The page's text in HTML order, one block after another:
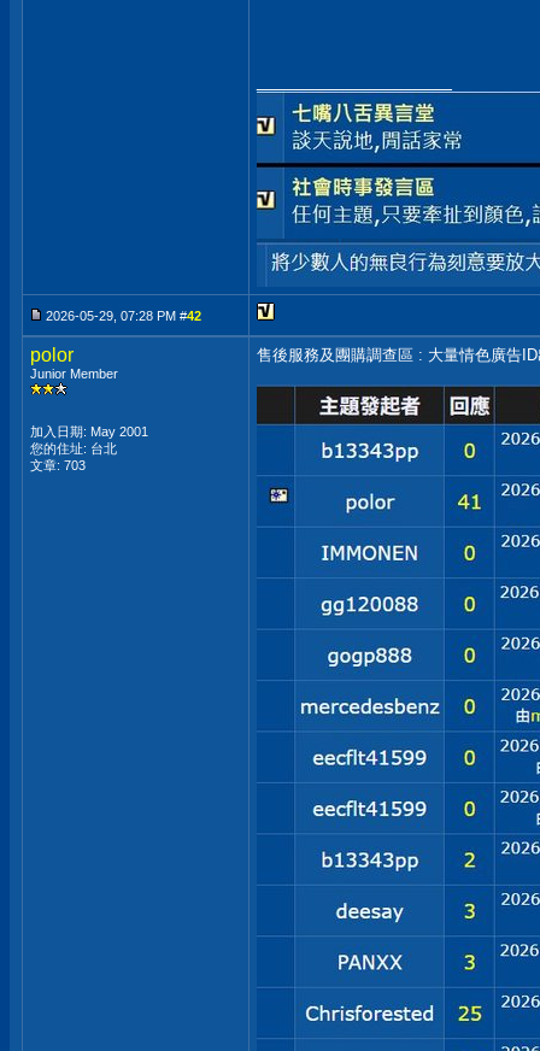
2026-05-29, 07:28 PM #42
polor
Junior Member
加入日期: May 2001
您的住址: 台北
文章: 703
售後服務及團購調查區 : 大量情色廣告